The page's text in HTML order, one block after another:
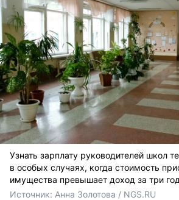
Узнать зарплату руководителей школ
в особых случаях, когда стоимость
имущества превышает доход за три
Источник: Анна Золотова / NGS.RU